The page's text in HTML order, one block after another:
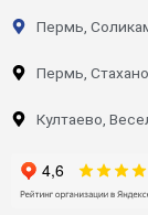
Пермь,
Пермь,
Култаево,